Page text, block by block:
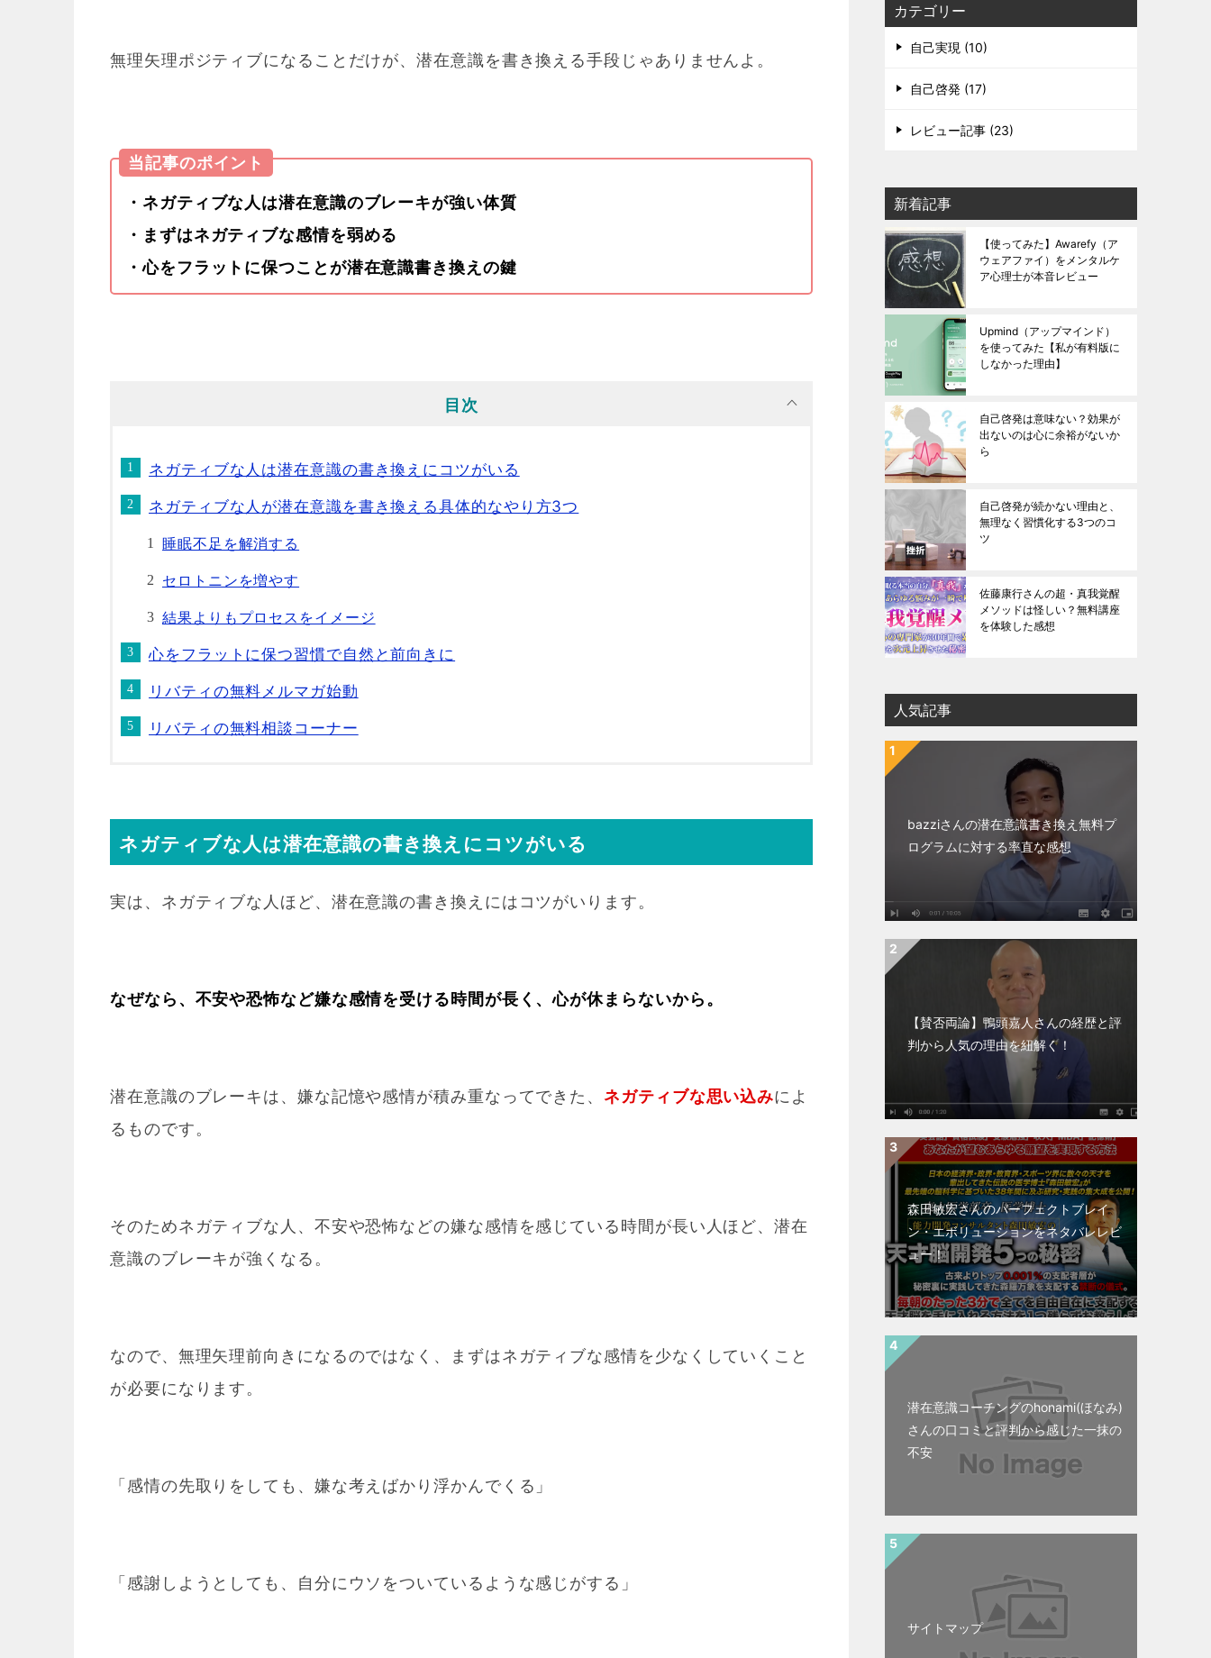
無理矢理ポジティブになることだけが、潜在意識を書き換える手段じゃありませんよ。
当記事のポイント
・ネガティブな人は潜在意識のブレーキが強い体質
・まずはネガティブな感情を弱める
・心をフラットに保つことが潜在意識書き換えの鍵
目次
ネガティブな人は潜在意識の書き換えにコツがいる
ネガティブな人が潜在意識を書き換える具体的なやり方3つ
睡眠不足を解消する
セロトニンを増やす
結果よりもプロセスをイメージ
心をフラットに保つ習慣で自然と前向きに
リバティの無料メルマガ始動
リバティの無料相談コーナー
ネガティブな人は潜在意識の書き換えにコツがいる
実は、ネガティブな人ほど、潜在意識の書き換えにはコツがいります。
なぜなら、不安や恐怖など嫌な感情を受ける時間が長く、心が休まらないから。
潜在意識のブレーキは、嫌な記憶や感情が積み重なってできた、ネガティブな思い込みによ
るものです。
そのためネガティブな人、不安や恐怖などの嫌な感情を感じている時間が長い人ほど、潜在
意識のブレーキが強くなる。
なので、無理矢理前向きになるのではなく、まずはネガティブな感情を少なくしていくこと
が必要になります。
「感情の先取りをしても、嫌な考えばかり浮かんでくる」
「感謝しようとしても、自分にウソをついているような感じがする」
カテゴリー
自己実現 (10)
自己啓発 (17)
レビュー記事 (23)
新着記事
【使ってみた】Awarefy（ア
ウェアファイ）をメンタルケ
ア心理士が本音レビュー
Upmind（アップマインド）
を使ってみた【私が有料版に
しなかった理由】
自己啓発は意味ない？効果が
出ないのは心に余裕がないか
ら
自己啓発が続かない理由と、
無理なく習慣化する3つのコ
ツ
佐藤康行さんの超・真我覚醒
メソッドは怪しい？無料講座
を体験した感想
人気記事
bazziさんの潜在意識書き換え無料プ
ログラムに対する率直な感想
【賛否両論】鴨頭嘉人さんの経歴と評
判から人気の理由を紐解く！
森田敏宏さんのパーフェクトブレイ
ン・エボリューションをネタバレレビ
ュー！
潜在意識コーチングのhonami(ほなみ)
さんの口コミと評判から感じた一抹の
不安
サイトマップ